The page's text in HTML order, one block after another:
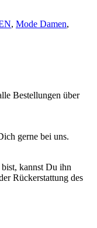
, Mode Damen,
Bestellungen über
gerne bei uns.
kannst Du ihn
Rückerstattung des